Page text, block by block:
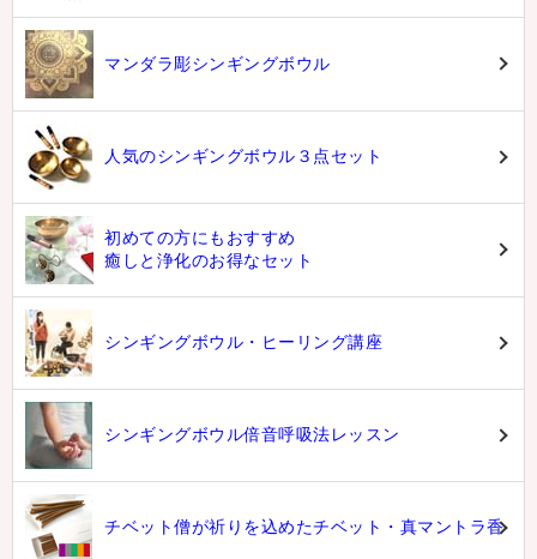
マンダラ彫シンギングボウル
人気のシンギングボウル３点セット
初めての方にもおすすめ
癒しと浄化のお得なセット
シンギングボウル・ヒーリング講座
シンギングボウル倍音呼吸法レッスン
チベット僧が祈りを込めたチベット・真マントラ香